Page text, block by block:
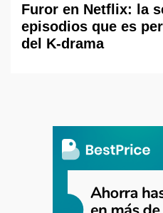
Furor en Netflix: la
episodios que es
del K-drama